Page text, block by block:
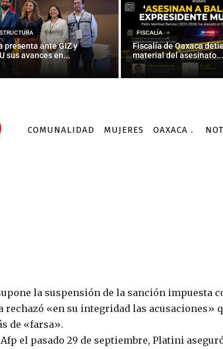
presenta ante GIZ y
sus avances en...
FISCALÍA
Fiscalía de Oaxaca
material del asesinato...
COMUNALIDAD MUJERES OAXACA
NACIONALES
su sanción
Por AGENCIA INFORMATIVA
la suspensión de la sanción impuesta
rechazó «en su integridad las acusaciones»
de «farsa».
el pasado 29 de septiembre, Platini